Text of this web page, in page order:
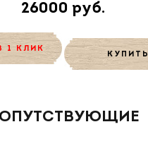
26000 руб.
1 КЛИК
КУПИТЬ